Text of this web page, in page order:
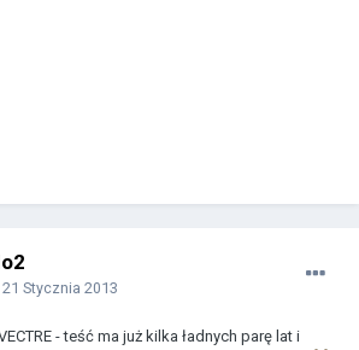
21 Stycznia 2013
- teść ma już kilka ładnych parę lat i